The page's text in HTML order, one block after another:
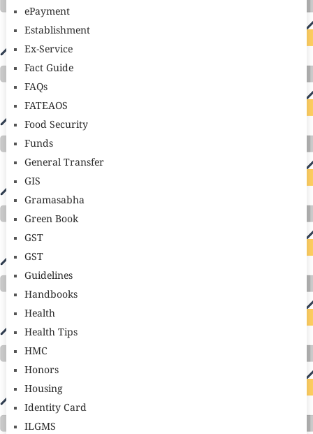
ePayment
Establishment
Ex-Service
Fact Guide
FAQs
FATEAOS
Food Security
Funds
General Transfer
GIS
Gramasabha
Green Book
GST
GST
Guidelines
Handbooks
Health
Health Tips
HMC
Honors
Housing
Identity Card
ILGMS